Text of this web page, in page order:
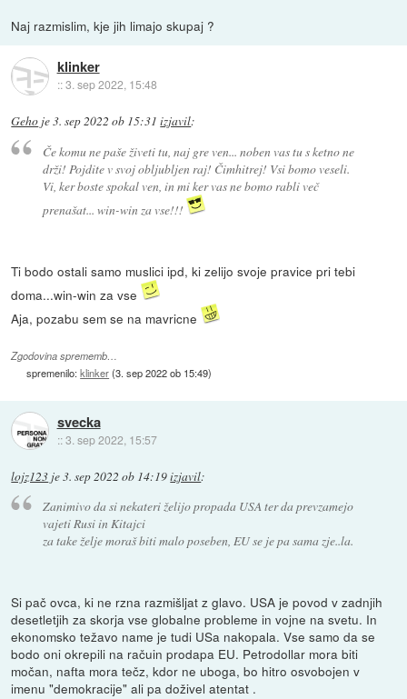
Naj razmislim, kje jih limajo skupaj ?
klinker
::3. sep 2022, 15:48
Geho je3. sep 2022 ob 15:31 izjavil:
Če komu ne paše živeti tu, naj gre ven... noben vas tu s ketno ne
drži! Pojdite v svoj obljubljen raj! Čimhitrej! Vsi bomo veseli.
Vi, ker boste spokal ven, in mi ker vas ne bomo rabli več
prenašat... win-win za vse!!!
Ti bodo ostali samo muslici ipd, ki zelijo svoje pravice pri tebi
doma...win-win za vse
Aja, pozabu sem se na mavricne
Zgodovina sprememb…
spremenilo:klinker(3. sep 2022 ob 15:49)
svecka
::3. sep 2022, 15:57
lojz123 je3. sep 2022 ob 14:19izjavil:
Zanimivo da si nekateri želijo propada USA ter da prevzamejo
vajeti Rusi in Kitajci
za take želje moraš biti malo poseben, EU se je pa sama zje..la.
Si pač ovca, ki ne rzna razmišljat z glavo. USA je povod v zadnjih
desetletjih za skorja vse globalne probleme in vojne na svetu. In
ekonomsko težavo name je tudi USa nakopala. Vse samo da se
bodo oni okrepili na račuin prodapa EU. Petrodollar mora biti
močan, nafta mora tečz, kdor ne uboga, bo hitro osvobojen v
imenu "demokracije" ali pa doživel atentat .